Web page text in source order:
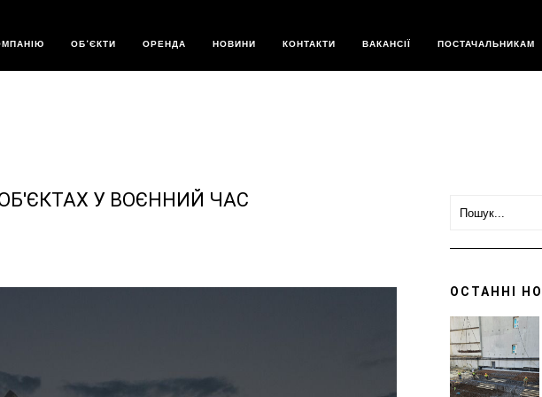
СИТУАЦІЯ НА ОБ'ЄКТАХ
- STATUS GROUP
ОБ’ЄКТИ ОРЕНДА НОВИНИ КОНТАКТИ ВАКАНСІЇ ПОСТАЧАЛЬНИКАМ
ОБ'ЄКТАХ У ВОЄННИЙ ЧАС
ОСТАННІ